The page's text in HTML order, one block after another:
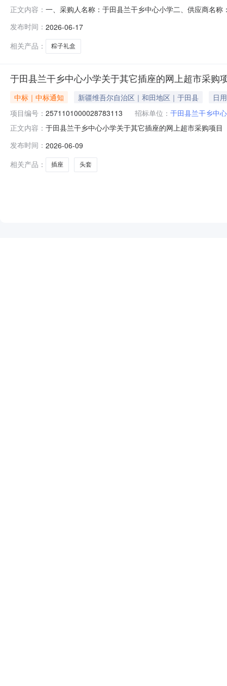
正文内容： 一、采购人名称：于田县兰干乡中心小学二、供应商名
2450g盒167.00508350服务要求或标的基本概况：七、
发布时间： 2026-06-17
相关产品：
粽子礼盒
于田县兰干乡中心小学关于其它插座的网上超市采购
中标｜中标通知 新疆维吾尔自治区｜和田地区｜于田县
日
项目编号： 2571101000028783113 招标单位： 于田县兰干乡中
正文内容： 于田县兰干乡中心小学关于其它插座的网上超市采购项
在行政区划编码:653226项目所在行政区划名称:新疆维
发布时间： 2026-06-09
相关产品：
插座 头套